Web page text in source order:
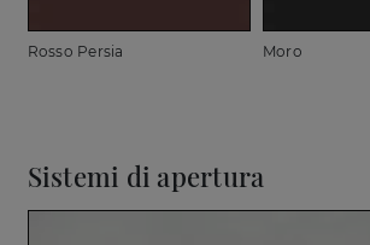
Rosso Persia Moro
Sistemi di apertura